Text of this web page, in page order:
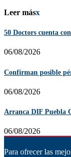
Leer másx
50 Doctors cuenta
06/08/2026
Confirman posible
06/08/2026
Arranca DIF Puebla
06/08/2026
Para ofrecer las